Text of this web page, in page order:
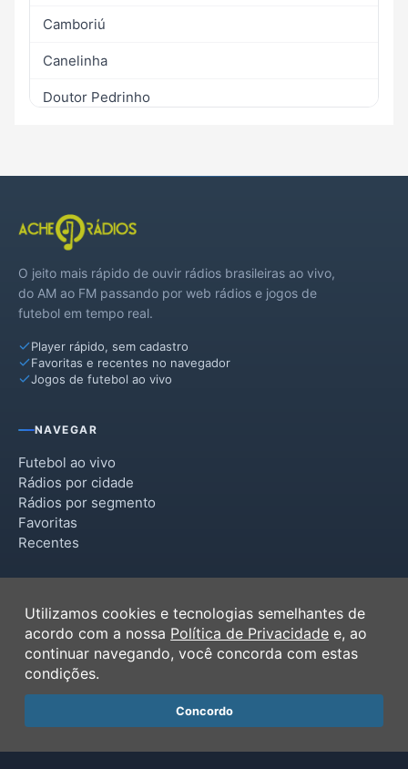
Camboriú
Canelinha
Doutor Pedrinho
Luís Alves
Nova Trento
Pomerode
Rio dos Cedros
Rodeio
Timbó
O jeito mais rápido de ouvir rádios brasileiras ao vivo,
do AM ao FM passando por web rádios e jogos de
futebol em tempo real.
Player rápido, sem cadastro
Favoritas e recentes no navegador
Jogos de futebol ao vivo
NAVEGAR
Futebol ao vivo
Rádios por cidade
Rádios por segmento
Favoritas
Recentes
Termos de Uso
Política de Privacidade
Ferramentas
Contato
Utilizamos cookies e tecnologias semelhantes de
acordo com a nossa Política de Privacidade e, ao
continuar navegando, você concorda com estas
condições.
Concordo